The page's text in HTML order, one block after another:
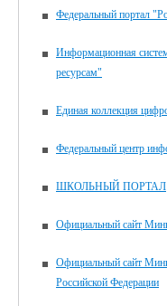
Федеральный портал
Информационная
ресурсам"
Единая коллекция
Федеральный центр
ШКОЛЬНЫЙ ПОРТАЛ
Официальный сайт
Официальный сайт
Российской Федерации